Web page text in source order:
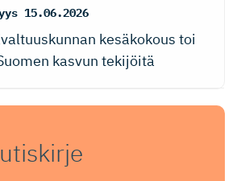
15.06.2026
kesäkokous toi
kasvun tekijöitä